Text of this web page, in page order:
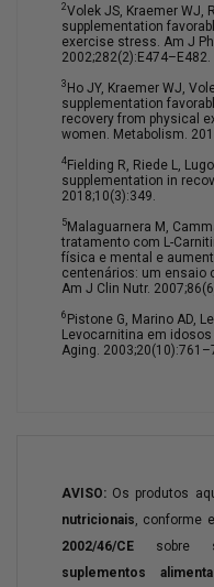
2Volek JS, Kraemer WJ,
supplementation
exercise stress. Am J
2002;282(2):E474–E482.
3 Ho JY, Kraemer WJ,
supplementation
recovery from physical
women. Metabolism.
4 Fielding R, Riede L,
supplementation in
2018;10(3):349.
5 Malaguarnera M,
tratamento com L-
física e mental e
centenários: um ensaio
Am J Clin Nutr.
6 Pistone G, Marino AD,
Levocarnitina em
Aging.
AVISO: Os produtos
nutricionais, conforme
2002/46/CE sobre
suplementos